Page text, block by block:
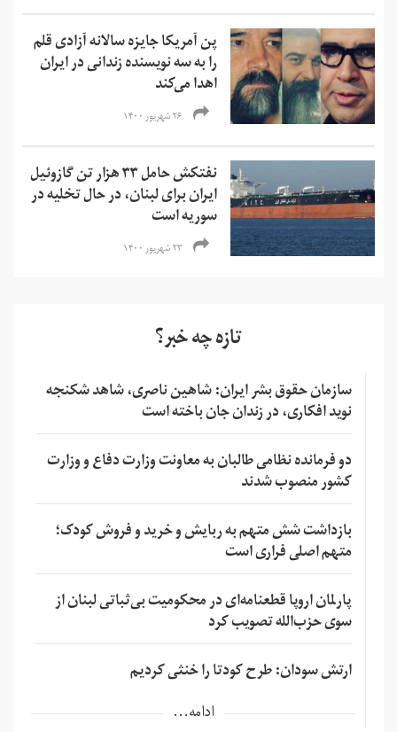
پن آمریکا جایزه سالانه آزادی قلم
را به سه نویسنده زندانی در ایران
اهدا می‌کند
۲۶ شهریور ۱۴۰۰
نفتکش حامل ۳۳ هزار تن گازوئیل
ایران برای لبنان، در حال تخلیه در
سوریه است
۲۳ شهریور ۱۴۰۰
تازه چه خبر؟
سازمان حقوق بشر ایران: شاهین ناصری، شاهد شکنجه
نوید افکاری، در زندان جان باخته است
دو فرمانده نظامی طالبان به معاونت وزارت دفاع و وزارت
کشور منصوب شدند
بازداشت شش متهم به ربایش و خرید و فروش کودک؛
متهم اصلی فراری است
پارلمان اروپا قطعنامه‌ای در محکومیت بی‌ثباتی لبنان از
سوی حزب‌الله تصویب کرد
ارتش سودان: طرح کودتا را خنثی کردیم
ادامه...